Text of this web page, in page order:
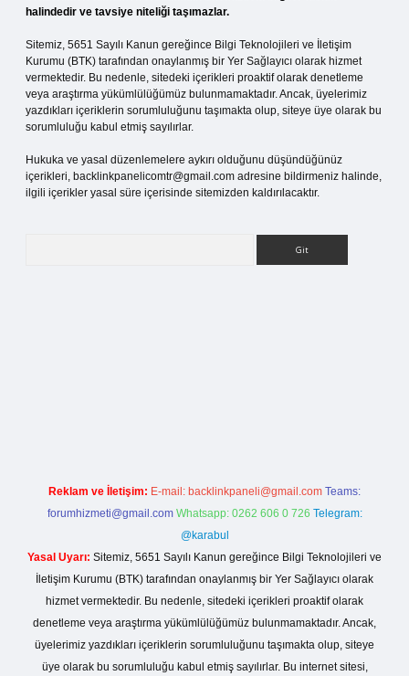
halindedir ve tavsiye niteliği taşımazlar.
Sitemiz, 5651 Sayılı Kanun gereğince Bilgi Teknolojileri ve İletişim
Kurumu (BTK) tarafından onaylanmış bir Yer Sağlayıcı olarak hizmet
vermektedir. Bu nedenle, sitedeki içerikleri proaktif olarak denetleme
veya araştırma yükümlülüğümüz bulunmamaktadır. Ancak, üyelerimiz
yazdıkları içeriklerin sorumluluğunu taşımakta olup, siteye üye olarak bu
sorumluluğu kabul etmiş sayılırlar.
Hukuka ve yasal düzenlemelere aykırı olduğunu düşündüğünüz
içerikleri, backlinkpanelicomtr@gmail.com adresine bildirmeniz halinde,
ilgili içerikler yasal süre içerisinde sitemizden kaldırılacaktır.
Reklam ve İletişim: E-mail: backlinkpaneli@gmail.com Teams:
forumhizmeti@gmail.com Whatsapp: 0262 606 0 726 Telegram:
@karabul
Yasal Uyarı: Sitemiz, 5651 Sayılı Kanun gereğince Bilgi Teknolojileri ve
İletişim Kurumu (BTK) tarafından onaylanmış bir Yer Sağlayıcı olarak
hizmet vermektedir. Bu nedenle, sitedeki içerikleri proaktif olarak
denetleme veya araştırma yükümlülüğümüz bulunmamaktadır. Ancak,
üyelerimiz yazdıkları içeriklerin sorumluluğunu taşımakta olup, siteye
üye olarak bu sorumluluğu kabul etmiş sayılırlar. Bu internet sitesi,